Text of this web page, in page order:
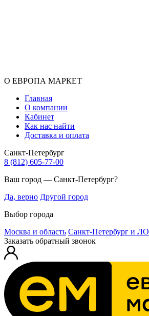
О ЕВРОПА МАРКЕТ
Главная
О компании
Кабинет
Как нас найти
Доставка и оплата
Санкт-Петербург
8 (812) 605-77-00
Ваш город — Санкт-Петербург?
Да, верно Другой город
Выбор города
Москва и область Санкт-Петербург и ЛО
Заказать обратный звонок